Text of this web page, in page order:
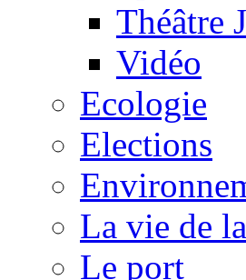
Théâtre
Vidéo
Ecologie
Elections
La vie de
Le port